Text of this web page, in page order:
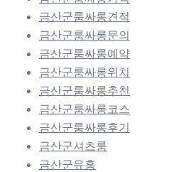
금산군룸싸롱견적
금산군룸싸롱문의
금산군룸싸롱예약
금산군룸싸롱위치
금산군룸싸롱추천
금산군룸싸롱코스
금산군룸싸롱후기
금산군셔츠룸
금산군유흥